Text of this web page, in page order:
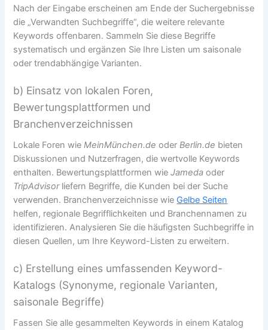
Nach der Eingabe erscheinen am Ende der Suchergebnisse
die „Verwandten Suchbegriffe“, die weitere relevante
Keywords offenbaren. Sammeln Sie diese Begriffe
systematisch und ergänzen Sie Ihre Listen um saisonale
oder trendabhängige Varianten.
b) Einsatz von lokalen Foren,
Bewertungsplattformen und
Branchenverzeichnissen
Lokale Foren wieMeinMünchen.de oderBerlin.de bieten
Diskussionen und Nutzerfragen, die wertvolle Keywords
enthalten. Bewertungsplattformen wieJameda oder
TripAdvisorliefern Begriffe, die Kunden bei der Suche
verwenden. Branchenverzeichnisse wie Gelbe Seiten
helfen, regionale Begrifflichkeiten und Branchennamen zu
identifizieren. Analysieren Sie die häufigsten Suchbegriffe in
diesen Quellen, um Ihre Keyword-Listen zu erweitern.
c) Erstellung eines umfassenden Keyword-
Katalogs (Synonyme, regionale Varianten,
saisonale Begriffe)
Fassen Sie alle gesammelten Keywords in einem Katalog